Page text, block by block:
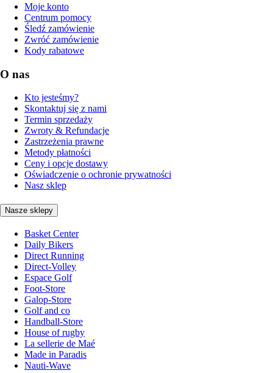
Moje konto
Centrum pomocy
Śledź zamówienie
Zwróć zamówienie
Kody rabatowe
O nas
Kto jesteśmy?
Skontaktuj się z nami
Termin sprzedaży
Zwroty & Refundacje
Zastrzeżenia prawne
Metody płatności
Ceny i opcje dostawy
Oświadczenie o ochronie prywatności
Nasz sklep
Nasze sklepy
Basket Center
Daily Bikers
Direct Running
Direct-Volley
Espace Golf
Foot-Store
Galop-Store
Golf and co
Handball-Store
House of rugby
La sellerie de Maé
Made in Paradis
Nauti-Wave